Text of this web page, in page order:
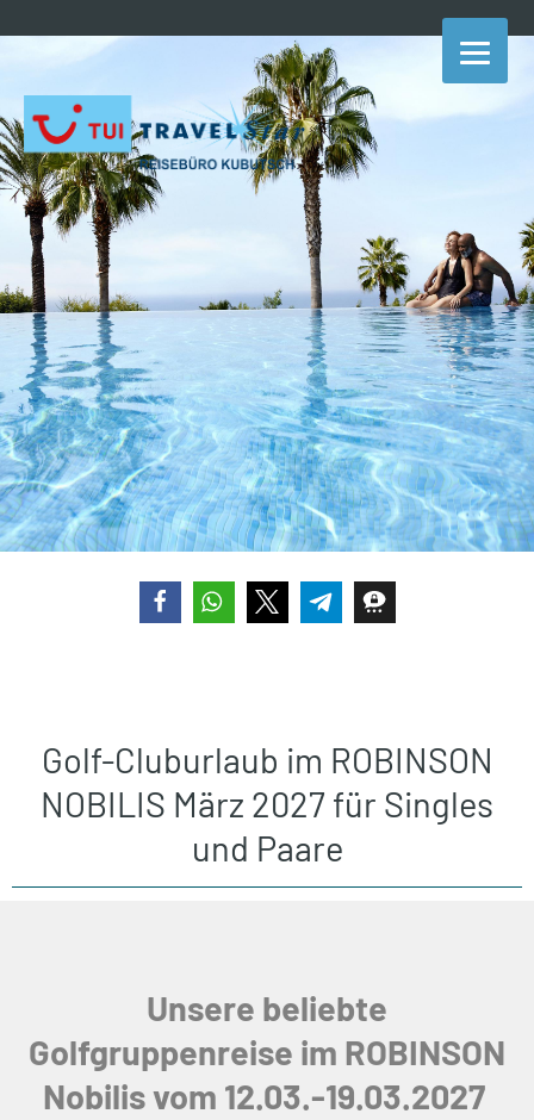
Golf-Cluburlaub im ROBINSON
NOBILIS März 2027 für Singles
und Paare
Unsere beliebte
Golfgruppenreise im ROBINSON
Nobilis vom 12.03.-19.03.2027